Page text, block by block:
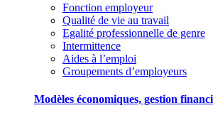
Fonction employeur
Qualité de vie au travail
Egalité professionnelle de genre
Intermittence
Aides à l’emploi
Groupements d’employeurs
Modèles économiques, gestion